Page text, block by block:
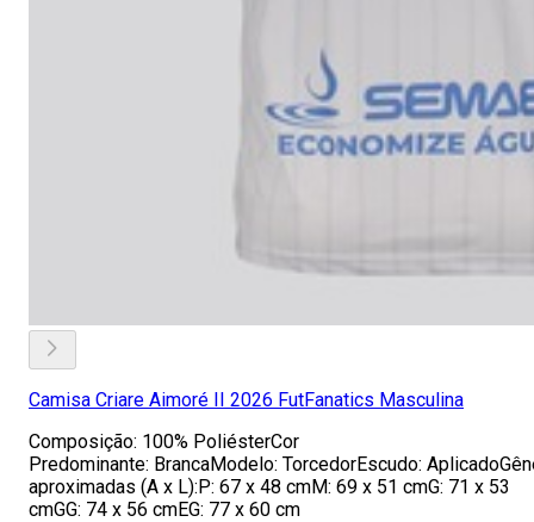
Camisa Criare Aimoré II 2026 FutFanatics Masculina
Composição: 100% PoliésterCor
Predominante: BrancaModelo: TorcedorEscudo:
aproximadas (A x L):P: 67 x 48 cmM: 69 x 51 cmG: 71 x 53
cmGG: 74 x 56 cmEG: 77 x 60 cm